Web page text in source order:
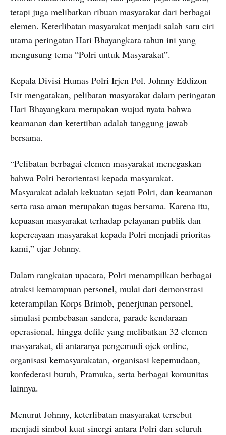
tetapi juga melibatkan ribuan masyarakat dari berbagai
elemen. Keterlibatan masyarakat menjadi salah satu ciri
utama peringatan Hari Bhayangkara tahun ini yang
mengusung tema “Polri untuk Masyarakat”.
Kepala Divisi Humas Polri Irjen Pol. Johnny Eddizon
Isir mengatakan, pelibatan masyarakat dalam peringatan
Hari Bhayangkara merupakan wujud nyata bahwa
keamanan dan ketertiban adalah tanggung jawab
bersama.
“Pelibatan berbagai elemen masyarakat menegaskan
bahwa Polri berorientasi kepada masyarakat.
Masyarakat adalah kekuatan sejati Polri, dan keamanan
serta rasa aman merupakan tugas bersama. Karena itu,
kepuasan masyarakat terhadap pelayanan publik dan
kepercayaan masyarakat kepada Polri menjadi prioritas
kami,” ujar Johnny.
Dalam rangkaian upacara, Polri menampilkan berbagai
atraksi kemampuan personel, mulai dari demonstrasi
keterampilan Korps Brimob, penerjunan personel,
simulasi pembebasan sandera, parade kendaraan
operasional, hingga defile yang melibatkan 32 elemen
masyarakat, di antaranya pengemudi ojek online,
organisasi kemasyarakatan, organisasi kepemudaan,
konfederasi buruh, Pramuka, serta berbagai komunitas
lainnya.
Menurut Johnny, keterlibatan masyarakat tersebut
menjadi simbol kuat sinergi antara Polri dan seluruh